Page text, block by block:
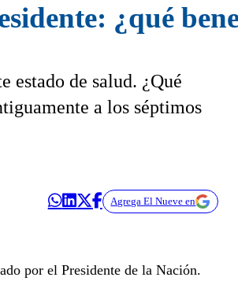
¿qué
estado de salud. ¿Qué
a los séptimos
Agrega El Nueve en
por el Presidente de la Nación.